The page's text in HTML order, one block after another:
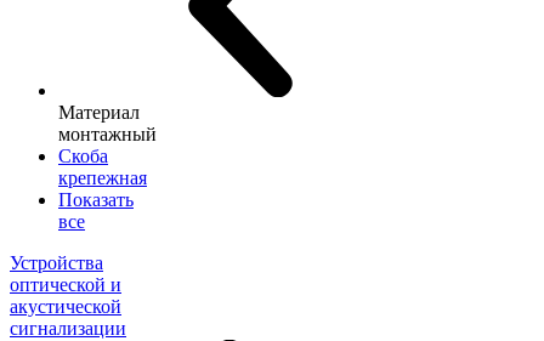
Материал
монтажный
Скоба
крепежная
Показать
все
Устройства
оптической и
акустической
сигнализации